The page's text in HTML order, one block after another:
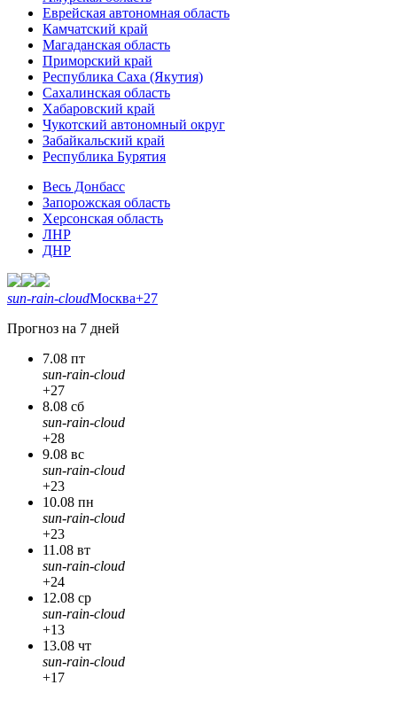
Еврейская автономная область
Камчатский край
Магаданская область
Приморский край
Республика Саха (Якутия)
Сахалинская область
Хабаровский край
Чукотский автономный округ
Забайкальский край
Республика Бурятия
Весь Донбасс
Запорожская область
Херсонская область
ЛНР
ДНР
sun-rain-cloudМосква+27
Прогноз на 7 дней
7.08 пт
sun-rain-cloud
+27
8.08 сб
sun-rain-cloud
+28
9.08 вс
sun-rain-cloud
+23
10.08 пн
sun-rain-cloud
+23
11.08 вт
sun-rain-cloud
+24
12.08 ср
sun-rain-cloud
+13
13.08 чт
sun-rain-cloud
+17